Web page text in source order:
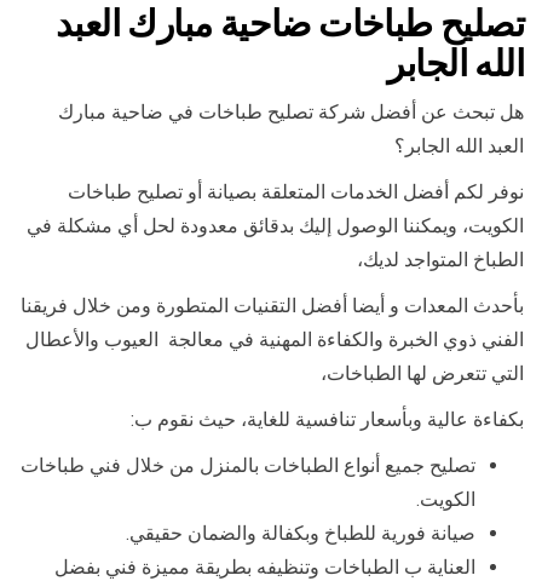
تصليح طباخات ضاحية مبارك العبد
الله الجابر
هل تبحث عن أفضل شركة تصليح طباخات في ضاحية مبارك
العبد الله الجابر؟
نوفر لكم أفضل الخدمات المتعلقة بصيانة أو تصليح طباخات
الكويت، ويمكننا الوصول إليك بدقائق معدودة لحل أي مشكلة في
الطباخ المتواجد لديك،
بأحدث المعدات و أيضا أفضل التقنيات المتطورة ومن خلال فريقنا
الفني ذوي الخبرة والكفاءة المهنية في معالجة العيوب والأعطال
التي تتعرض لها الطباخات،
بكفاءة عالية وبأسعار تنافسية للغاية، حيث نقوم ب:
تصليح جميع أنواع الطباخات بالمنزل من خلال فني طباخات
الكويت.
صيانة فورية للطباخ وبكفالة والضمان حقيقي.
العناية ب الطباخات وتنظيفه بطريقة مميزة فني بفضل